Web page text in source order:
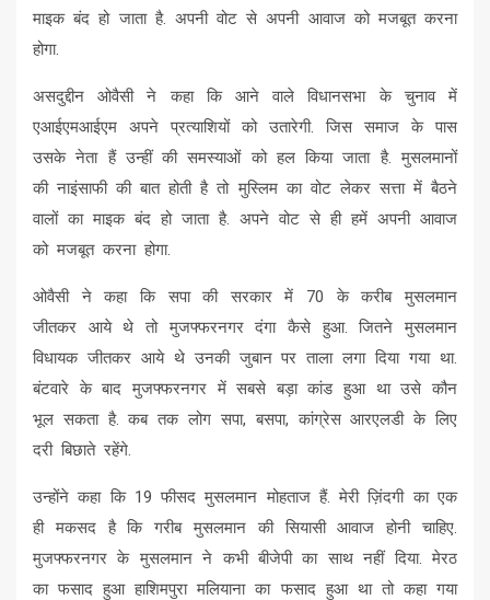
माइक बंद हो जाता है. अपनी वोट से अपनी आवाज को मजबूत करना
होगा.
असदुद्दीन ओवैसी ने कहा कि आने वाले विधानसभा के चुनाव में
एआईएमआईएम अपने प्रत्याशियों को उतारेगी. जिस समाज के पास
उसके नेता हैं उन्हीं की समस्याओं को हल किया जाता है. मुसलमानों
की नाइंसाफी की बात होती है तो मुस्लिम का वोट लेकर सत्ता में बैठने
वालों का माइक बंद हो जाता है. अपने वोट से ही हमें अपनी आवाज
को मजबूत करना होगा.
ओवैसी ने कहा कि सपा की सरकार में 70 के करीब मुसलमान
जीतकर आये थे तो मुजफ्फरनगर दंगा कैसे हुआ. जितने मुसलमान
विधायक जीतकर आये थे उनकी जुबान पर ताला लगा दिया गया था.
बंटवारे के बाद मुजफ्फरनगर में सबसे बड़ा कांड हुआ था उसे कौन
भूल सकता है. कब तक लोग सपा, बसपा, कांग्रेस आरएलडी के लिए
दरी बिछाते रहेंगे.
उन्होंने कहा कि 19 फीसद मुसलमान मोहताज हैं. मेरी ज़िंदगी का एक
ही मकसद है कि गरीब मुसलमान की सियासी आवाज होनी चाहिए.
मुजफ्फरनगर के मुसलमान ने कभी बीजेपी का साथ नहीं दिया. मेरठ
का फसाद हुआ हाशिमपुरा मलियाना का फसाद हुआ था तो कहा गया